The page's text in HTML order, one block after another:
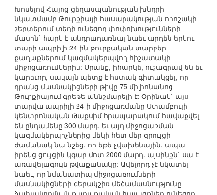
Խոսելով Հայոց ցեղասպանության խնդրի
նկատմամբ Թուրքիայի հասարակության որոշակի
շերտերում տեղի ունեցող փոփոխությունների
մասին` հարկ է անդրադառնալ նաեւ արդեն երկու
տարի ապրիլի 24-ին թուրքական տարբեր
քաղաքներում կազմակերպվող հիշատակի
միջոցառումներին: Սրանք, իհարկե, ուշագրավ են եւ
կարեւոր, սակայն պետք է հստակ գիտակցել, որ
դրանց մասնակիցների թիվը 75 միլիոնանոց
Թուրքիայում գրեթե աննշմարելի է: Օրինակ` այս
տարվա ապրիլի 24-ի միջոցառմանը Ստամբուլի
կենտրոնական Թաքսիմ հրապարակում հավաքվել
են ընդամենը 300 մարդ, եւ այդ միջոցառման
կազմակերպիչներից մեկի հետ մեր զրույցի
ժամանակ նա նշեց, որ եթե չվախենային, ապա
իրենց ցույցին կգար մոտ 2000 մարդ. այսինքն` սա է
առավելագույն թվաքանակը: Ավելորդ չէ նկատել
նաեւ, որ նմանատիպ միջոցառումների
մասնակիցների գերակշիռ մեծամասնությունը